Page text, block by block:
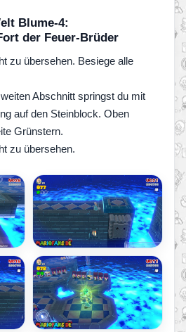
Blume-4:
der Feuer-Brüder
zu übersehen. Besiege alle
Abschnitt springst du mit
auf den Steinblock. Oben
Grünstern.
zu übersehen.